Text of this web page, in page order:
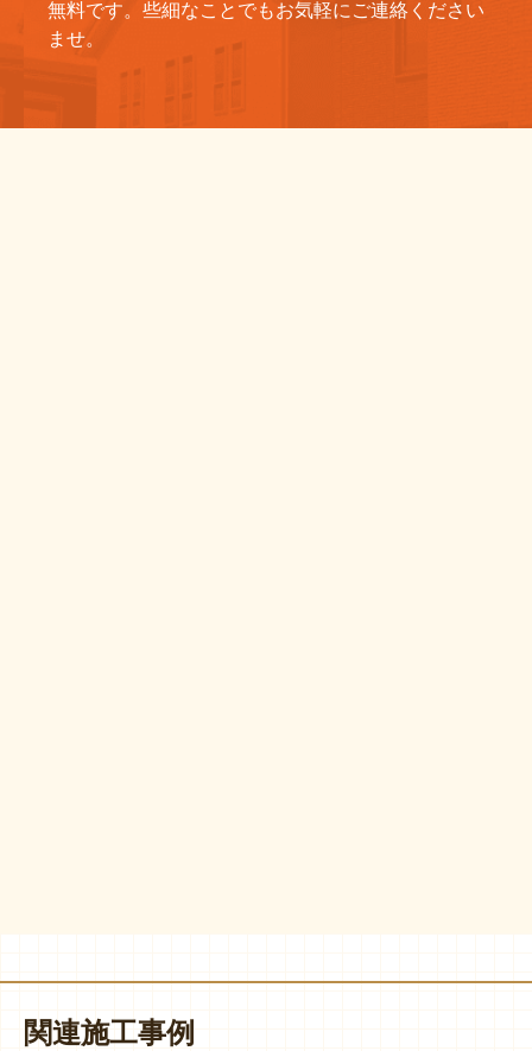
無料です。些細なことでもお気軽にご連絡ください
ませ。
関連施工事例